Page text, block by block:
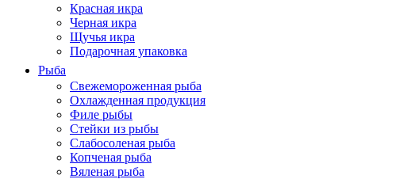
Красная икра
Черная икра
Щучья икра
Подарочная упаковка
Рыба
Свежемороженная рыба
Охлажденная продукция
Филе рыбы
Стейки из рыбы
Слабосоленая рыба
Копченая рыба
Вяленая рыба